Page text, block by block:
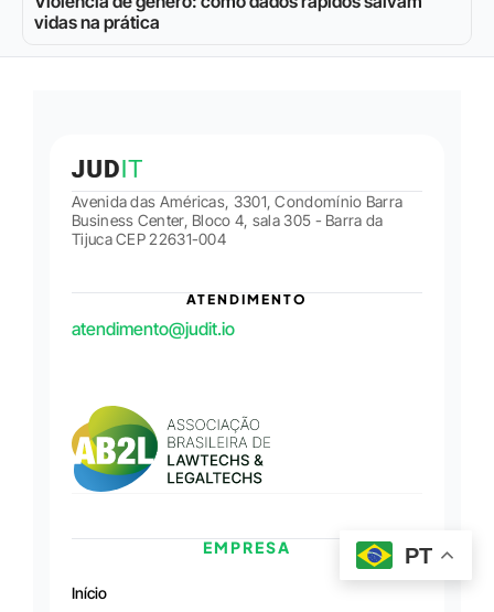
vidas na prática
Avenida das Américas, 3301, Condomínio Barra
Business Center, Bloco 4, sala 305 - Barra da
Tijuca CEP 22631-004
ATENDIMENTO
atendimento@judit.io
EMPRESA
Início
PT